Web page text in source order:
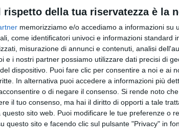
rispetto della tua riservatezza è la
memorizziamo e/o accediamo a informazioni su
come identificatori univoci e informazioni standard
misurazione di annunci e contenuti, analisi
e i nostri partner possiamo utilizzare dati precisi di
dispositivo. Puoi fare clic per consentire a noi e ai
In alternativa puoi accedere a informazioni più
o di negare il consenso. Si rende noto
il tuo consenso, ma hai il diritto di opporti a tale
sito web. Puoi modificare le tue preferenze o
questo sito e facendo clic sul pulsante "Privacy" in
non ha sbagliato e ha raddoppiato. La
al 72' e ha portato la firma di Lavopa che ha
Distasio. Nel finale il Bisceglie ha avuto
e poi Sene sono stati ipnotizzati da
ha potuto così festeggiare il successo
21 dicembre per l'ultimo impegno
la Polimnia.